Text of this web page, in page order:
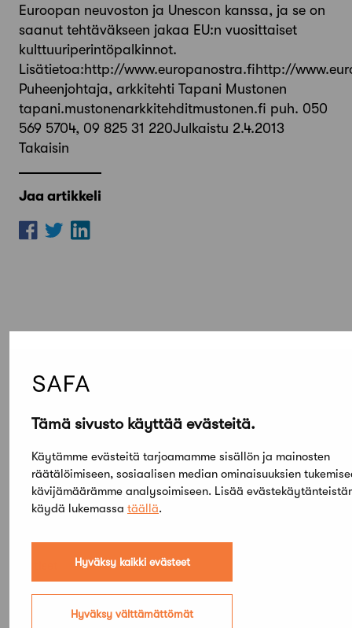
Tämä sivusto käyttää evästeitä.
Käytämme evästeitä tarjoamamme sisällön ja mainosten
räätälöimiseen, sosiaalisen median ominaisuuksien
kävijämäärämme analysoimiseen. Lisää
käydä lukemassa täällä.
Hyväksy kaikki evästeet
Hyväksy välttämättömät
Euroopan neuvoston ja Unescon kanssa, ja se on
saanut tehtäväkseen jakaa EU:n vuosittaiset
kulttuuriperintöpalkinnot.
Lisätietoa:http://www.europanostra.fihttp://
Puheenjohtaja, arkkitehti Tapani Mustonen
tapani.mustonenarkkitehditmustonen.fi puh. 050
569 5704, 09 825 31 220Julkaistu 2.4.2013
Takaisin
Jaa artikkeli
Lue lisää Kaikki ajankohtaiset
Uutiset
Mökki Salo haettavissa
viikkovuokraukseen
arkkitehdeille